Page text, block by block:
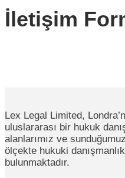
İletişim
Lex Legal Limited,
uluslararası bir hukuk
alanlarımız ve
ölçekte hukuki
bulunmaktadır.